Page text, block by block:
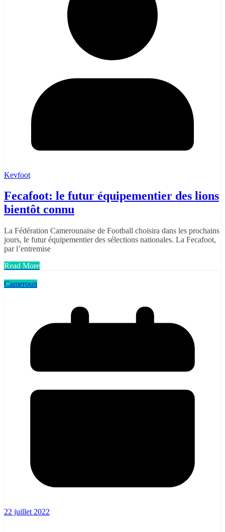
Kevfoot
Fecafoot: le futur équipementier des lions
bientôt connu
La Fédération Camerounaise de Football choisira dans les prochains
jours, le futur équipementier des sélections nationales. La Fecafoot,
par l’entremise
Read More
Cameroun
22 juillet 2022